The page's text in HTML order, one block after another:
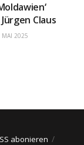
Claus
MAI 2025
abonieren